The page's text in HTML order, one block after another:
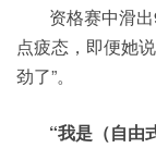
资格赛中滑
点疲态，即便她
劲了”。
“我是（自由